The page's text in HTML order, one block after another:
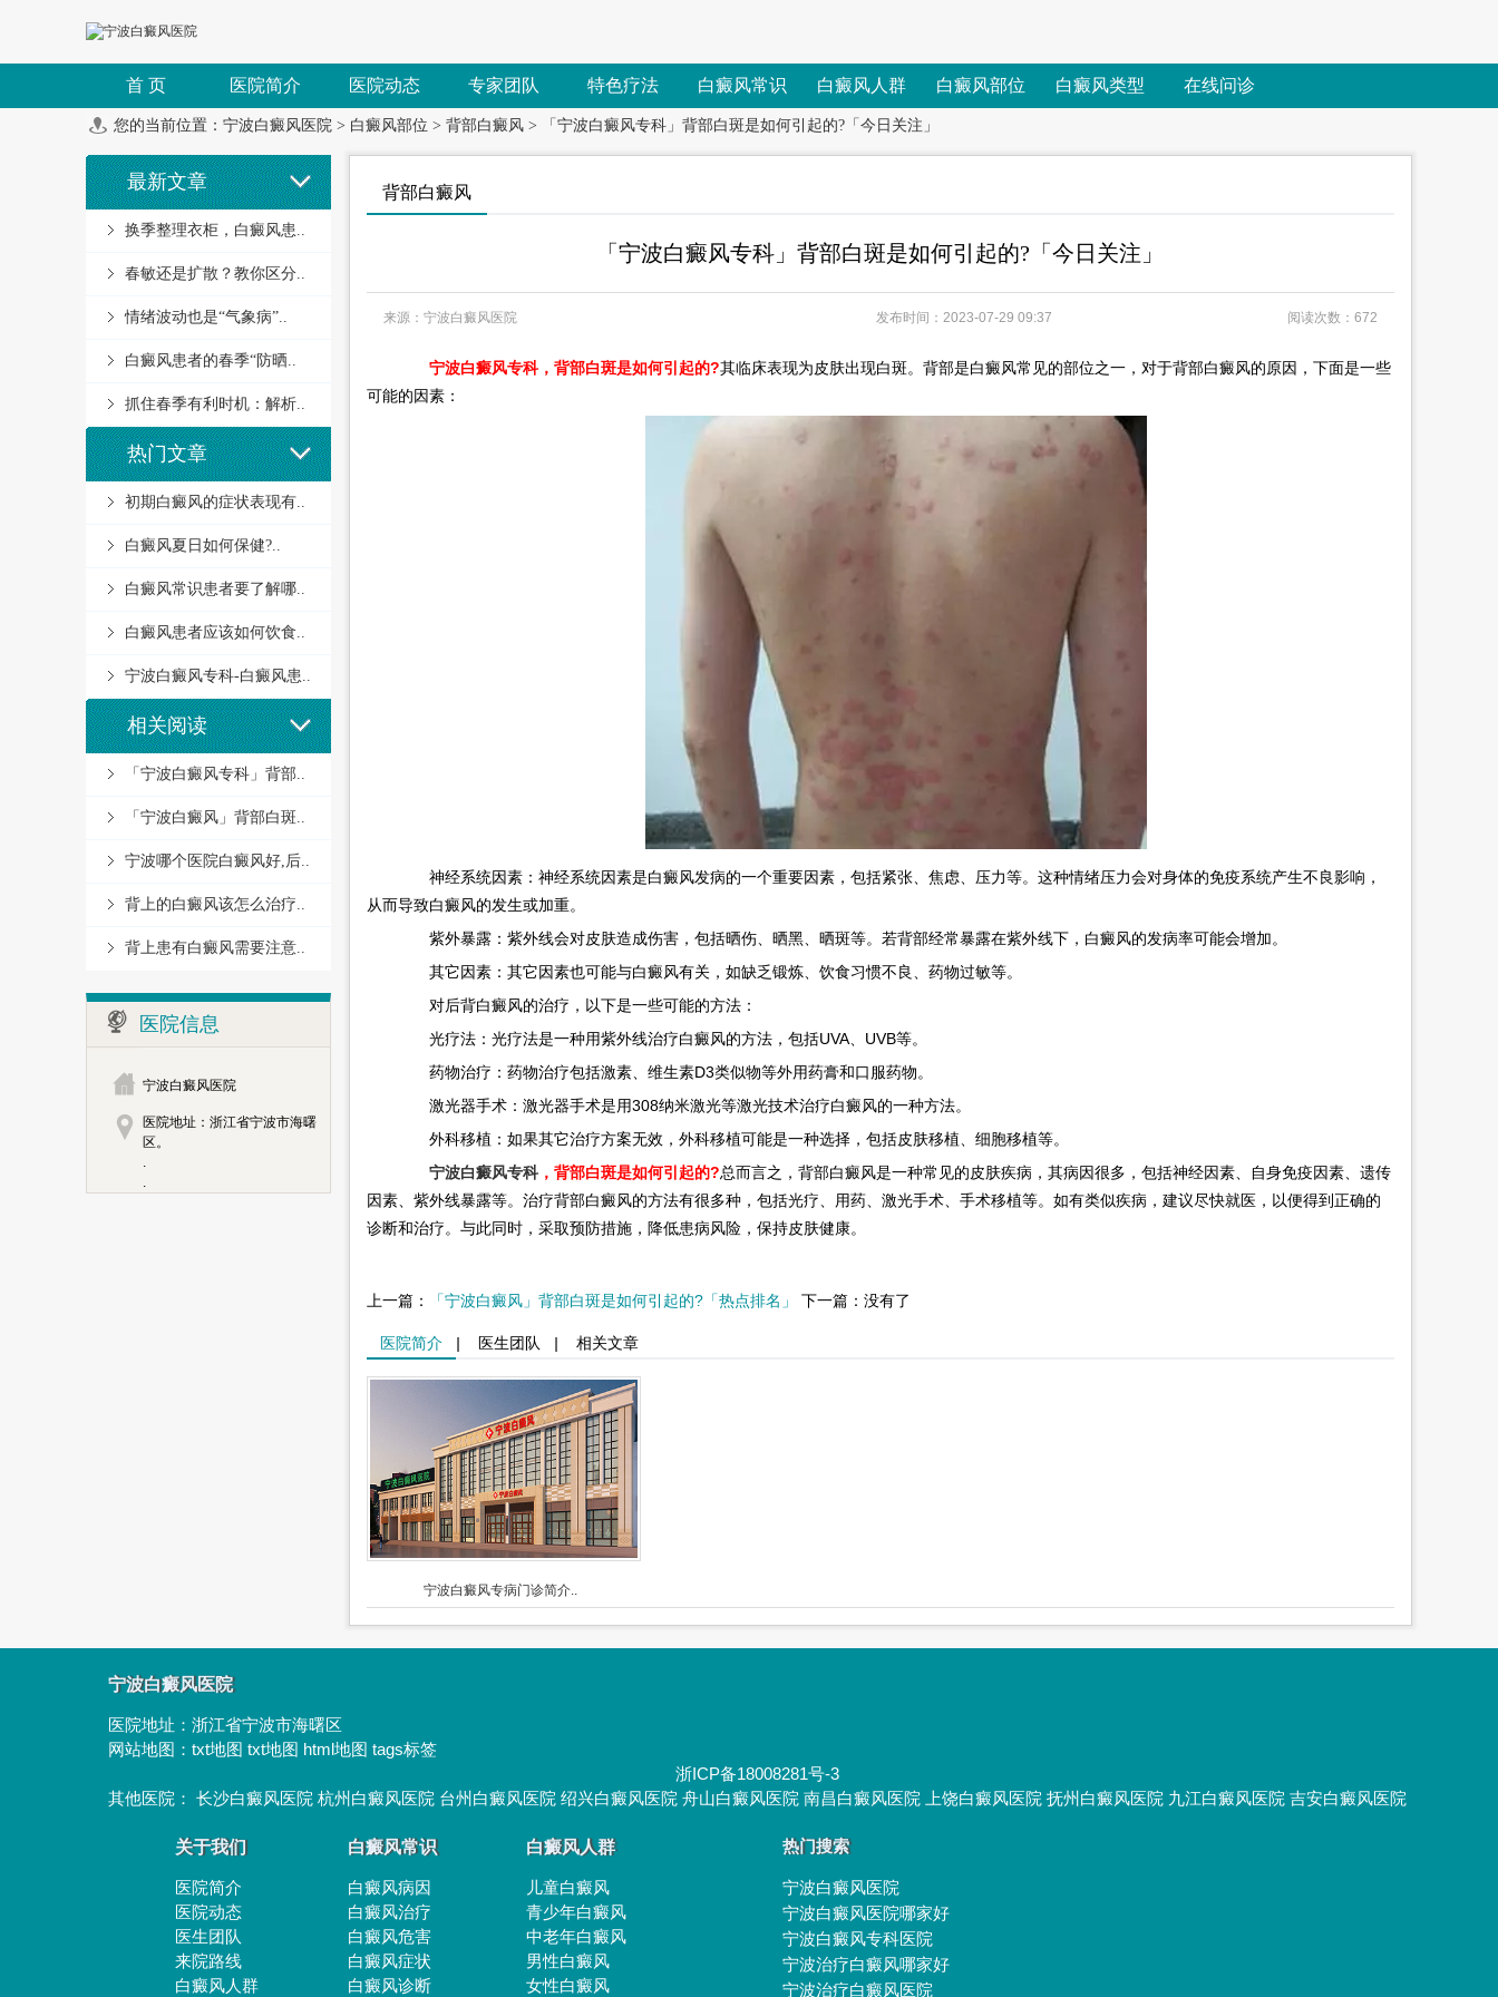
首 页 医院简介 医院动态 专家团队 特色疗法 白癜风常识 白癜风人群 白癜风部位 白癜风类型 在线问诊
您的当前位置： 宁波白癜风医院 > 白癜风部位 > 背部白癜风 > 「宁波白癜风专科」背部白斑是如何引起的?「今日关注」
最新文章
换季整理衣柜，白癜风患..
春敏还是扩散？教你区分..
情绪波动也是“气象病”..
白癜风患者的春季“防晒..
抓住春季有利时机：解析..
热门文章
初期白癜风的症状表现有..
白癜风夏日如何保健?..
白癜风常识患者要了解哪..
白癜风患者应该如何饮食..
宁波白癜风专科-白癜风患..
相关阅读
「宁波白癜风专科」背部..
「宁波白癜风」背部白斑..
宁波哪个医院白癜风好,后..
背上的白癜风该怎么治疗..
背上患有白癜风需要注意..
医院信息
宁波白癜风医院
医院地址：浙江省宁波市海曙
区。
.
.
背部白癜风
「宁波白癜风专科」背部白斑是如何引起的?「今日关注」
来源：宁波白癜风医院 发布时间：2023-07-29 09:37 阅读次数：672
宁波白癜风专科，背部白斑是如何引起的?其临床表现为皮肤出现白斑。背部是白癜风常见的部位之一，对于背部白癜风的原因，下面是一些
可能的因素：
神经系统因素：神经系统因素是白癜风发病的一个重要因素，包括紧张、焦虑、压力等。这种情绪压力会对身体的免疫系统产生不良影响，
从而导致白癜风的发生或加重。
紫外暴露：紫外线会对皮肤造成伤害，包括晒伤、晒黑、晒斑等。若背部经常暴露在紫外线下，白癜风的发病率可能会增加。
其它因素：其它因素也可能与白癜风有关，如缺乏锻炼、饮食习惯不良、药物过敏等。
对后背白癜风的治疗，以下是一些可能的方法：
光疗法：光疗法是一种用紫外线治疗白癜风的方法，包括UVA、UVB等。
药物治疗：药物治疗包括激素、维生素D3类似物等外用药膏和口服药物。
激光器手术：激光器手术是用308纳米激光等激光技术治疗白癜风的一种方法。
外科移植：如果其它治疗方案无效，外科移植可能是一种选择，包括皮肤移植、细胞移植等。
宁波白癜风专科，背部白斑是如何引起的?总而言之，背部白癜风是一种常见的皮肤疾病，其病因很多，包括神经因素、自身免疫因素、遗传
因素、紫外线暴露等。治疗背部白癜风的方法有很多种，包括光疗、用药、激光手术、手术移植等。如有类似疾病，建议尽快就医，以便得到正确的
诊断和治疗。与此同时，采取预防措施，降低患病风险，保持皮肤健康。
上一篇： 「宁波白癜风」背部白斑是如何引起的?「热点排名」 下一篇：没有了
医院简介 | 医生团队 | 相关文章
宁波白癜风专病门诊简介..
宁波白癜风医院
医院地址： 浙江省宁波市海曙区
网站地图： txt地图 txt地图 html地图 tags标签
浙ICP备18008281号-3
其他医院： 长沙白癜风医院 杭州白癜风医院 台州白癜风医院 绍兴白癜风医院 舟山白癜风医院 南昌白癜风医院 上饶白癜风医院 抚州白癜风医院 九江白癜风医院 吉安白癜风医院
关于我们
医院简介
医院动态
医生团队
来院路线
白癜风人群
白癜风常识
白癜风病因
白癜风治疗
白癜风危害
白癜风症状
白癜风诊断
白癜风人群
儿童白癜风
青少年白癜风
中老年白癜风
男性白癜风
女性白癜风
热门搜索
宁波白癜风医院
宁波白癜风医院哪家好
宁波白癜风专科医院
宁波治疗白癜风哪家好
宁波治疗白癜风医院